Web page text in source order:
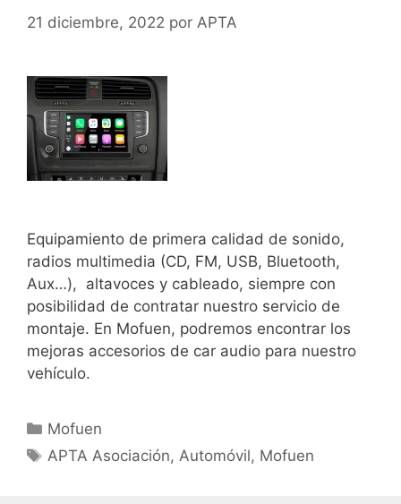
21 diciembre, 2022 por APTA
Equipamiento de primera calidad de sonido,
radios multimedia (CD, FM, USB, Bluetooth,
Aux…), altavoces y cableado, siempre con
posibilidad de contratar nuestro servicio de
montaje. En Mofuen, podremos encontrar los
mejoras accesorios de car audio para nuestro
vehículo.
Mofuen
APTA Asociación, Automóvil, Mofuen